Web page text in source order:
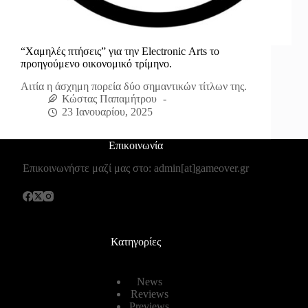
“Χαμηλές πτήσεις” για την Electronic Αrts το
προηγούμενο οικονομικό τρίμηνο.
Αιτία η άσχημη πορεία δύο σημαντικών τίτλων της.
Κώστας Παπαμήτρου
23 Ιανουαρίου, 2025
Επικοινωνία
Επικοινωνήστε μαζί μας στο: admin[at]gameover.gr
Κατηγορίες
News
Reviews